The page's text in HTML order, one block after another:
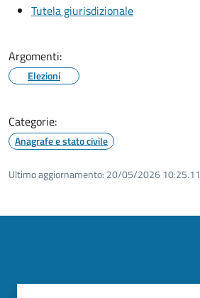
Tutela giurisdizionale
Argomenti:
Elezioni
Categorie:
Anagrafe e stato civile
Ultimo aggiornamento: 20/05/2026 10:25.11